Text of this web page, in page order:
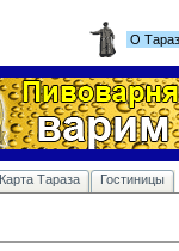
О
Карта Тараза Гостиницы